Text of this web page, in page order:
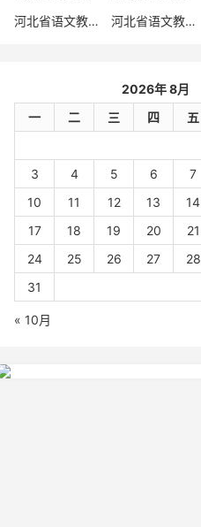
河北省语文教师编制考试真题
河北省语文教师编制考试真题卷
2026年 8月
一
二 三 四 五
3
4 5 6 7
10
11 12 13 14
17
18 19 20 21
24
25 26 27 28
31
« 10月